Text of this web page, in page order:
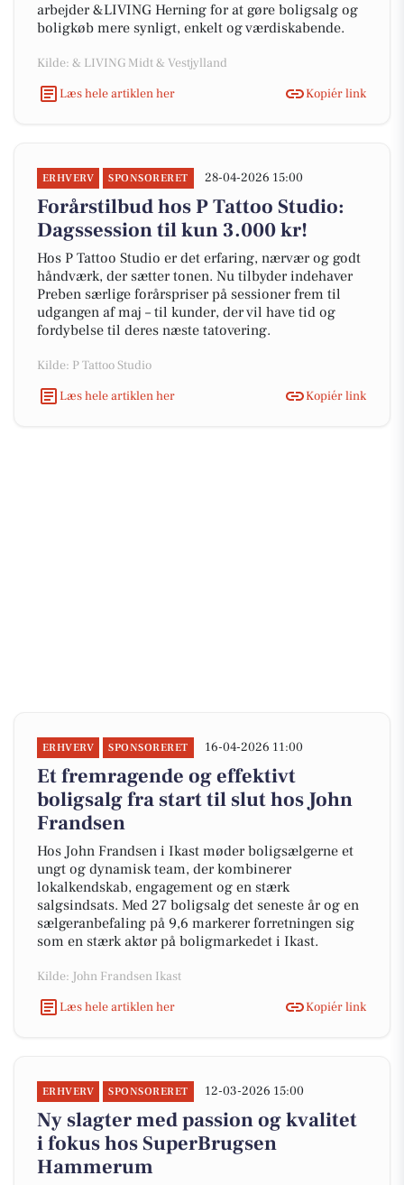
arbejder &LIVING Herning for at gøre boligsalg og
boligkøb mere synligt, enkelt og værdiskabende.
Kilde: & LIVING Midt & Vestjylland
Læs hele artiklen her
Kopiér link
ERHVERV SPONSORERET 28-04-2026 15:00
Forårstilbud hos P Tattoo Studio:
Dagssession til kun 3.000 kr!
Hos P Tattoo Studio er det erfaring, nærvær og godt
håndværk, der sætter tonen. Nu tilbyder indehaver
Preben særlige forårspriser på sessioner frem til
udgangen af maj – til kunder, der vil have tid og
fordybelse til deres næste tatovering.
Kilde: P Tattoo Studio
Læs hele artiklen her
Kopiér link
ERHVERV SPONSORERET 16-04-2026 11:00
Et fremragende og effektivt
boligsalg fra start til slut hos John
Frandsen
Hos John Frandsen i Ikast møder boligsælgerne et
ungt og dynamisk team, der kombinerer
lokalkendskab, engagement og en stærk
salgsindsats. Med 27 boligsalg det seneste år og en
sælgeranbefaling på 9,6 markerer forretningen sig
som en stærk aktør på boligmarkedet i Ikast.
Kilde: John Frandsen Ikast
Læs hele artiklen her
Kopiér link
ERHVERV SPONSORERET 12-03-2026 15:00
Ny slagter med passion og kvalitet
i fokus hos SuperBrugsen
Hammerum